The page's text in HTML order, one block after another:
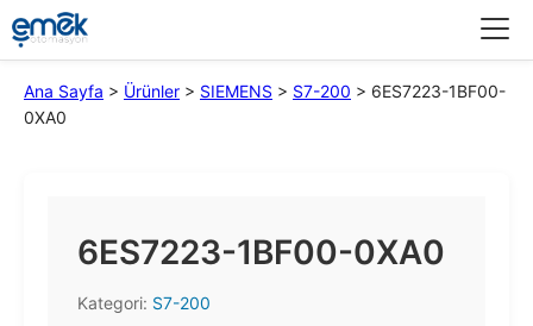
Ana Sayfa > Ürünler > SIEMENS > S7-200 > 6ES7223-1BF00-
0XA0
6ES7223-1BF00-0XA0
Kategori: S7-200